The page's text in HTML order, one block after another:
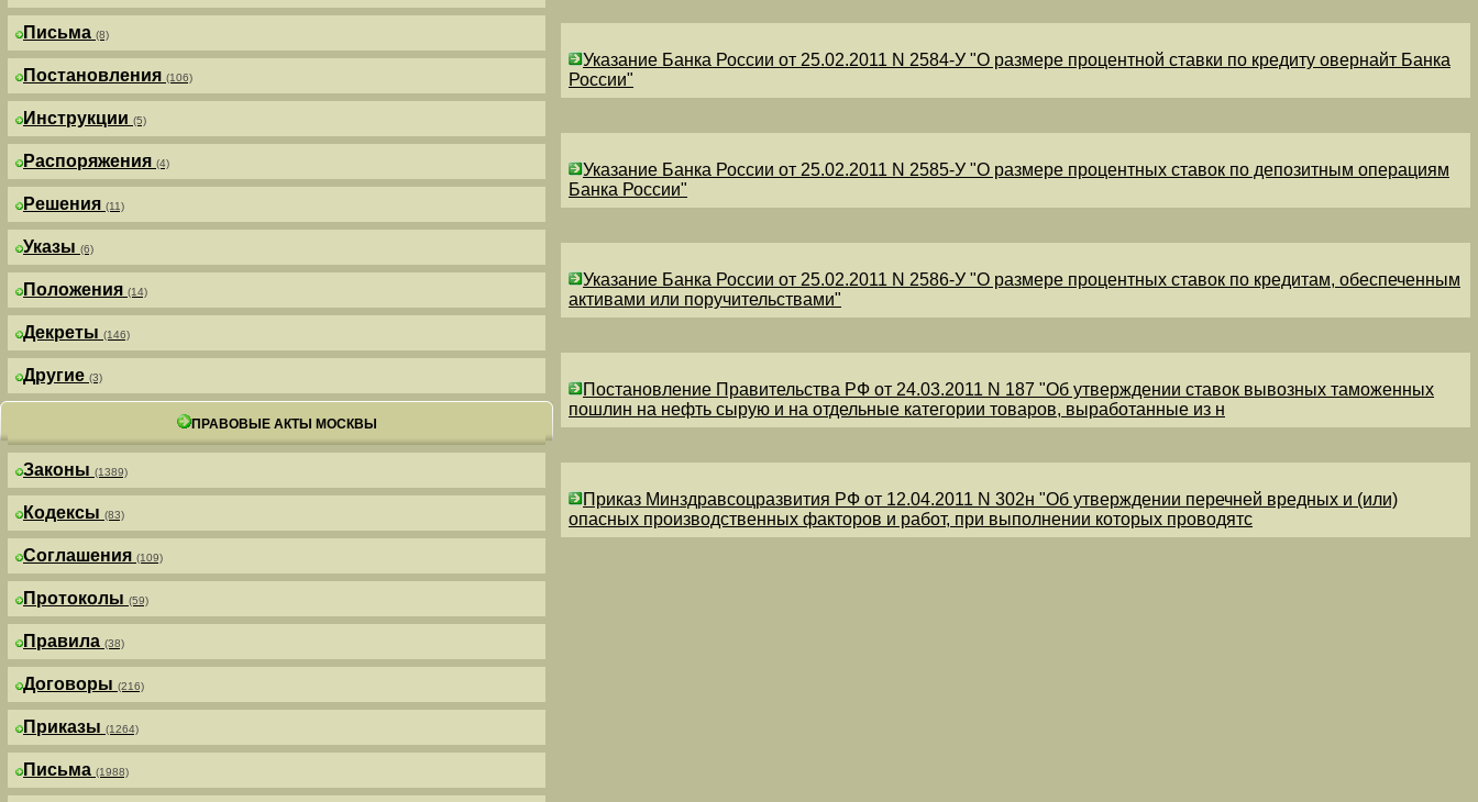
Письма (8)
Постановления (106)
Инструкции (5)
Распоряжения (4)
Решения (11)
Указы (6)
Положения (14)
Декреты (146)
Другие (3)
ПРАВОВЫЕ АКТЫ МОСКВЫ
Законы (1389)
Кодексы (83)
Соглашения (109)
Протоколы (59)
Правила (38)
Договоры (216)
Приказы (1264)
Письма (1988)
Указание Банка России от 25.02.2011 N 2584-У "О размере процентной ставки по кредиту овернайт Банка
России"
Указание Банка России от 25.02.2011 N 2585-У "О размере процентных ставок по депозитным операциям
Банка России"
Указание Банка России от 25.02.2011 N 2586-У "О размере процентных ставок по кредитам, обеспеченным
активами или поручительствами"
Постановление Правительства РФ от 24.03.2011 N 187 "Об утверждении ставок вывозных таможенных
пошлин на нефть сырую и на отдельные категории товаров, выработанные из н
Приказ Минздравсоцразвития РФ от 12.04.2011 N 302н "Об утверждении перечней вредных и (или)
опасных производственных факторов и работ, при выполнении которых проводятс